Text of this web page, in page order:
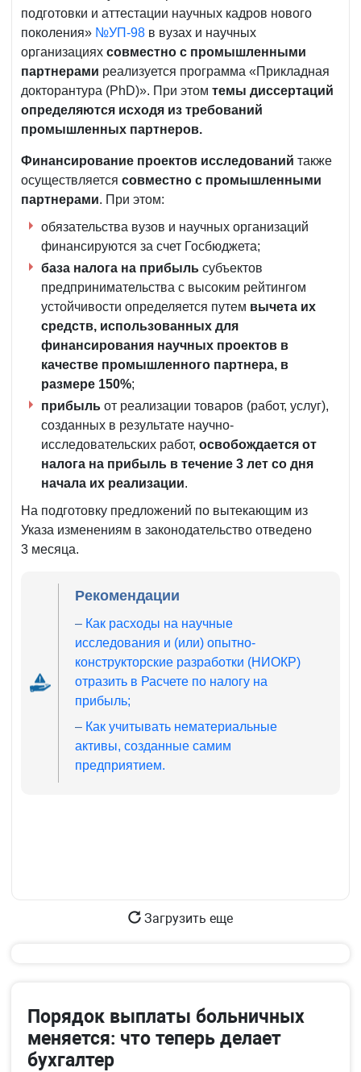
подготовки и аттестации научных кадров нового
поколения» №УП-98 в вузах и научных
организациях совместно с промышленными
партнерами реализуется программа «Прикладная
докторантура (PhD)». При этом темы диссертаций
определяются исходя из требований
промышленных партнеров.
Финансирование проектов исследований также
осуществляется совместно с промышленными
партнерами. При этом:
обязательства вузов и научных организаций
финансируются за счет Госбюджета;
база налога на прибыль субъектов
предпринимательства с высоким рейтингом
устойчивости определяется путем вычета их
средств, использованных для
финансирования научных проектов в
качестве промышленного партнера, в
размере 150%;
прибыль от реализации товаров (работ, услуг),
созданных в результате научно-
исследовательских работ, освобождается от
налога на прибыль в течение 3 лет со дня
начала их реализации.
На подготовку предложений по вытекающим из
Указа изменениям в законодательство отведено
3 месяца.
Рекомендации
– Как расходы на научные
исследования и (или) опытно-
конструкторские разработки (НИОКР)
отразить в Расчете по налогу на
прибыль;
– Как учитывать нематериальные
активы, созданные самим
предприятием.
Загрузить еще
Порядок выплаты больничных
меняется: что теперь делает
бухгалтер